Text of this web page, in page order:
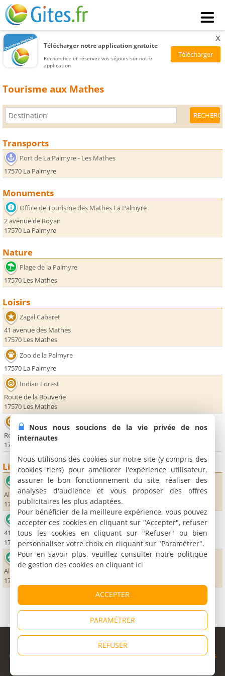
Télécharger notre application gratuite
Recherchez et réservez vos séjours sur notre
application
x
Tourisme aux Mathes
Transports
Port de La Palmyre - Les Mathes
17570 La Palmyre
Monuments
Office de Tourisme des Mathes La Palmyre
2 avenue de Royan
17570 La Palmyre
Nature
Plage de la Palmyre
17570 Les Mathes
Loisirs
Zagal Cabaret
41 avenue des Mathes
17570 Les Mathes
Zoo de la Palmyre
17570 La Palmyre
Indian Forest
Route de la Bouverie
17570 Les Mathes
Luna Park La Palmyre
Route de Dirée
17570 Les Mathes
Lieux sportifs
Golf de la Palmyre
Allée du Grand large
17570 La Palmyre
Le Cheval Autrement
41, avenue des Mathes
17570 Les Mathes
Hippodrome Côte de Beauté La Palmyre
Allée de Gannes
17570 La Palmyre
© Copyright 1998 - 2026
Cybevasion|Mentions légales|Confidentialité|CGU|Informations
Nous nous soucions de la vie privée de nos
internautes
Nous utilisons des cookies sur notre site (y compris des
cookies tiers) pour améliorer l'expérience utilisateur,
assurer le bon fonctionnement du site, réaliser des
analyses d'audience et vous proposer des offres
publicitaires les plus adaptées.
Pour bénéficier de la meilleure expérience, vous pouvez
accepter ces cookies en cliquant sur "Accepter", refuser
tous les cookies en cliquant sur "Refuser" ou bien
personnaliser votre choix en cliquant sur "Paramétrer".
Pour en savoir plus, veuillez consulter notre politique
de gestion des cookies en cliquant ici
ACCEPTER
PARAMÉTRER
REFUSER